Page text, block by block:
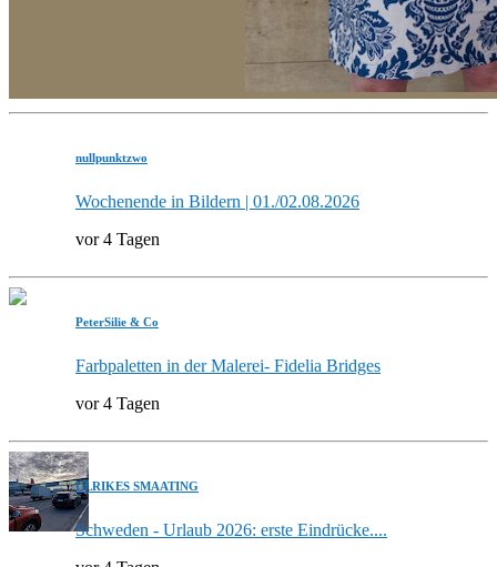
nullpunktzwo
Wochenende in Bildern | 01./02.08.2026
vor 4 Tagen
PeterSilie & Co
Farbpaletten in der Malerei- Fidelia Bridges
vor 4 Tagen
ULRIKES SMAATING
Schweden - Urlaub 2026: erste Eindrücke....